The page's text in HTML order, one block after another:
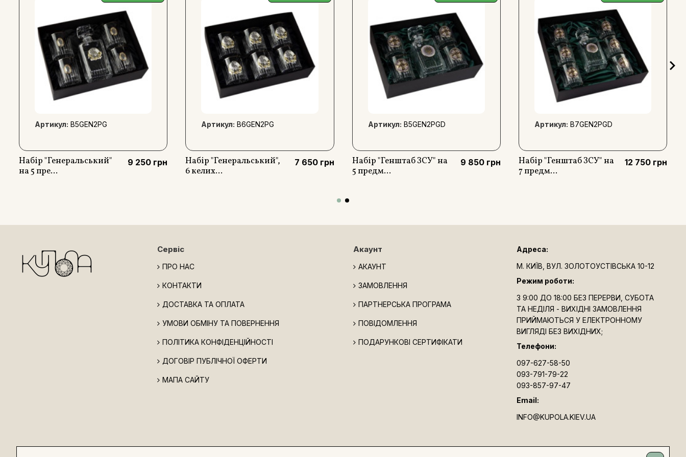
Така ручка ідеально підходить у ролі подарунка для медичних працівників, в ролі
презенту лікарям, як символ поваги та вдячності.
До сету входять: ручка TENSO з металевою мініатюрою, футляр з металевою
посрібленою накладкою.
Артикул: B5GEN2PG
Набір "Генеральський"
на 5 пре...
9 250 грн
Артикул: B6GEN2PG
Набір "Генеральський",
6 келих...
7 650 грн
Артикул: B5GEN2PGD
Набір "Генштаб ЗСУ" на
5 предм...
9 850 грн
Артикул: B7GEN2PGD
Набір "Генштаб ЗСУ" на
7 предм...
12 750 грн
Сервіс
ПРО НАС
КОНТАКТИ
ДОСТАВКА ТА ОПЛАТА
УМОВИ ОБМІНУ ТА ПОВЕРНЕННЯ
ПОЛІТИКА КОНФІДЕНЦІЙНОСТІ
ДОГОВІР ПУБЛІЧНОЇ ОФЕРТИ
МАПА САЙТУ
Акаунт
АКАУНТ
ЗАМОВЛЕННЯ
ПАРТНЕРСЬКА ПРОГРАМА
ПОВІДОМЛЕННЯ
ПОДАРУНКОВІ СЕРТИФІКАТИ
Адреса:
М. КИЇВ, ВУЛ. ЗОЛОТОУСТІВСЬКА 10-12
Режим роботи:
З 9:00 ДО 18:00 БЕЗ ПЕРЕРВИ, СУБОТА
ТА НЕДІЛЯ - ВИХІДНІ ЗАМОВЛЕННЯ
ПРИЙМАЮТЬСЯ У ЕЛЕКТРОННОМУ
ВИГЛЯДІ БЕЗ ВИХІДНИХ;
Телефони:
097-627-58-50
093-791-79-22
093-857-97-47
Email:
INFO@KUPOLA.KIEV.UA